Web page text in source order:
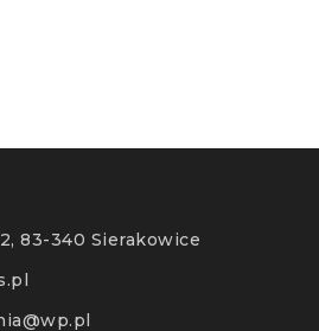
83-340 Sierakowice